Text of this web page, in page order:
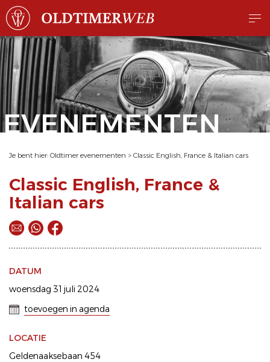
EVENEMENTEN
Je bent hier: Oldtimer evenementen > Classic English, France & Italian cars
Classic English, France &
Italian cars
DATUM
woensdag 31 juli 2024
toevoegen in agenda
LOCATIE
Geldenaaksebaan 454